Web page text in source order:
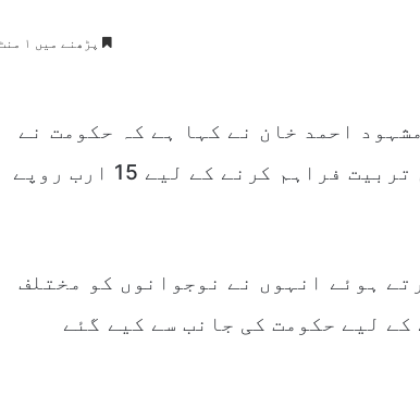
پڑھنے میں ۱ منٹ
احمد خان نے کہا ہے کہ حکومت نے
رواں سال نوجوانوں کو مختلف شعبوں میں تربیت فراہم کرنے کے لیے 15 ارب روپے
ہوئے انہوں نے نوجوانوں کو مختلف
لیے حکومت کی جانب سے کیے گئے